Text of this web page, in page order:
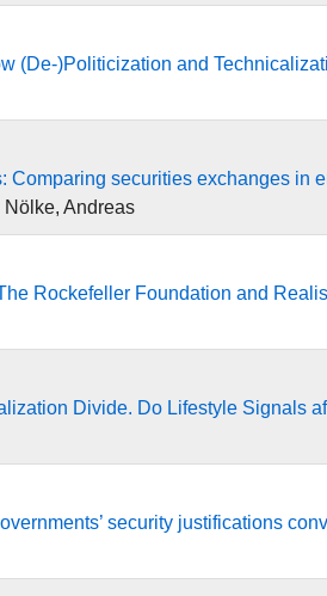
(De-)Politicization and
Comparing securities exchanges in
Nölke, Andreas
Rockefeller Foundation and
Divide. Do Lifestyle Signals
security justifications